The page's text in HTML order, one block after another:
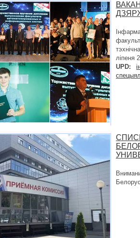
ліпеня
UPD: